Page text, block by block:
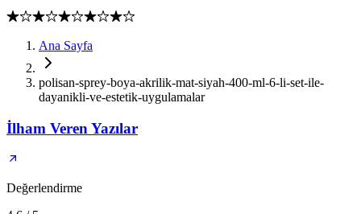
Ana Sayfa
polisan-sprey-boya-akrilik-mat-siyah-400-ml-6-li-set-ile-
dayanikli-ve-estetik-uygulamalar
İlham Veren Yazılar
Değerlendirme